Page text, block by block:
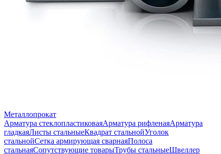
Металлопрокат
Арматура стеклопластиковаяАрматура рифленаяАрматура
гладкаяЛисты стальныеКвадрат стальнойУголок
стальнойСетка армирующая сварнаяПолоса
стальнаяСопутствующие товарыТрубы стальныеШвеллер